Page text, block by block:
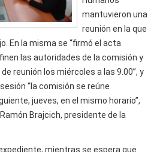
mantuvieron una
reunión en la que
En la misma se “firmó el acta
las autoridades de la comisión y
reunión los miércoles a las 9.00”, y
“la comisión se reúne
jueves, en el mismo horario”,
Brajcich, presidente de la
mientras se espera que